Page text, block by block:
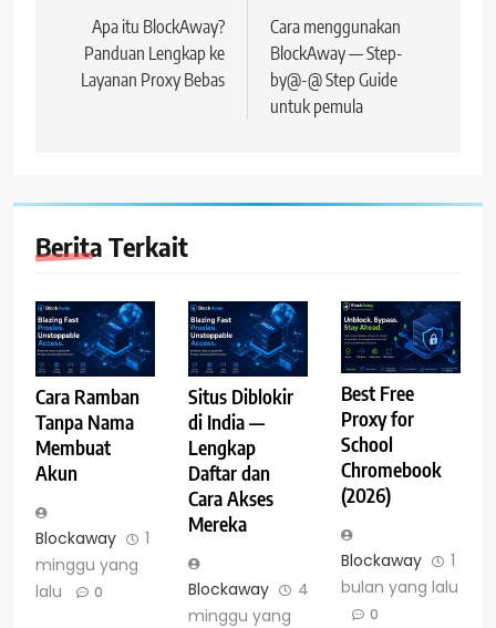
posting
Apa itu BlockAway?
Panduan Lengkap ke
Layanan Proxy Bebas
Cara menggunakan
BlockAway — Step-
by@-@ Step Guide
untuk pemula
Berita Terkait
Cara Ramban
Tanpa Nama
Membuat
Akun
Blockaway
1
minggu yang
lalu
0
Situs Diblokir
di India —
Lengkap
Daftar dan
Cara Akses
Mereka
Blockaway
4
minggu yang
Best Free
Proxy for
School
Chromebook
(2026)
Blockaway
1
bulan yang lalu
0